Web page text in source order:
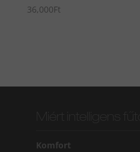
36,000Ft
Komfort